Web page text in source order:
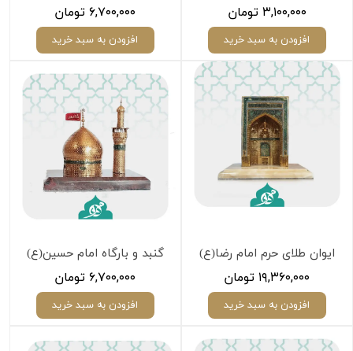
۳,۱۰۰,۰۰۰ تومان
افزودن به سبد خرید
۶,۷۰۰,۰۰۰ تومان
افزودن به سبد خرید
ایوان طلای حرم امام رضا(ع)
۱۹,۳۶۰,۰۰۰ تومان
افزودن به سبد خرید
گنبد و بارگاه امام حسین(ع)
۶,۷۰۰,۰۰۰ تومان
افزودن به سبد خرید